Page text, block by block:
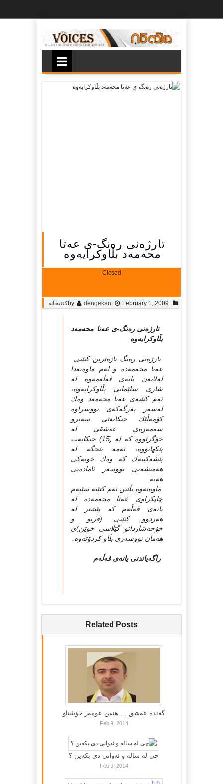
تارژەنى رەنگ-ى عەتا
محەمەد بڵاوكرایەوە
Closed
by dengekan February 1, 2009 کتێبخانە
تارژەنى رەنگ-ى عەتا محەمەد
بڵاوكرایەوە
تارژەنى رەنگ تازەترین كتێبى
عەتا محەمەدە و لەم ماوەیەدا
لەلایەن یانەى قەڵەمەوە لە
شارى سلێمانى بڵاوكرایەوە،
ئەم كتێبەى عەتا محەمەد وەك
لەسەر بەرگەكەى نووسراوە
كۆمەڵێك حیكایەتى سەیرو
سەمەرەى عەشقى لە
خۆگرتووە كە لە (15) حیكایەت
پێكهاتووە، ئەمە بێجگە لە
پێشەكییەك كە وەك خویەكى
هەمیشەیى نووسەر ئامادەیى
هەیە.
ماوەتەوە بڵێین ئەم كتێبە سێیەم
چاپكراوى عەتا محەمەدە لە
یانەى قەڵەم كە پێشتر لە
هەردوو كتێبى (فریو و
خۆحەشاردانو گێلاسى خوێن)ى
هەمان نووسەرى بڵاو كردۆتەوە.
راگەیاندنى یانەى قەڵەم
Related Posts
گه‌نده‌ عه‌شق … هێمن عومه‌ر خۆشناو
Feb 9, 2014
چی لە سالە و ئەوانی دی بكەین ؟
Feb 9, 2014